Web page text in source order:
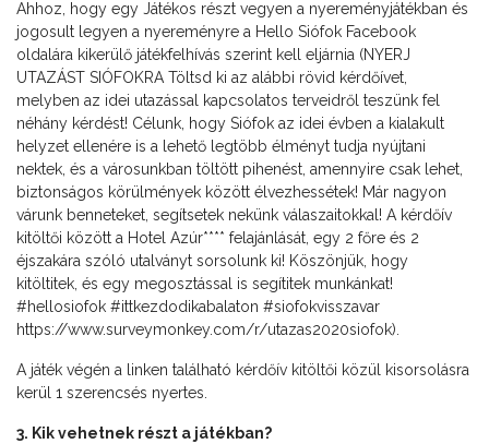
Ahhoz, hogy egy Játékos részt vegyen a nyereményjátékban és
jogosult legyen a nyereményre a Hello Siófok Facebook
oldalára kikerülő játékfelhívás szerint kell eljárnia (NYERJ
UTAZÁST SIÓFOKRA Töltsd ki az alábbi rövid kérdőívet,
melyben az idei utazással kapcsolatos terveidről teszünk fel
néhány kérdést! Célunk, hogy Siófok az idei évben a kialakult
helyzet ellenére is a lehető legtöbb élményt tudja nyújtani
nektek, és a városunkban töltött pihenést, amennyire csak lehet,
biztonságos körülmények között élvezhessétek! Már nagyon
várunk benneteket, segítsetek nekünk válaszaitokkal! A kérdőív
kitöltői között a Hotel Azúr**** felajánlását, egy 2 főre és 2
éjszakára szóló utalványt sorsolunk ki! Köszönjük, hogy
kitöltitek, és egy megosztással is segítitek munkánkat!
#hellosiofok #ittkezdodikabalaton #siofokvisszavar
https://www.surveymonkey.com/r/utazas2020siofok).
A játék végén a linken található kérdőív kitöltői közül kisorsolásra
kerül 1 szerencsés nyertes.
3. Kik vehetnek részt a játékban?